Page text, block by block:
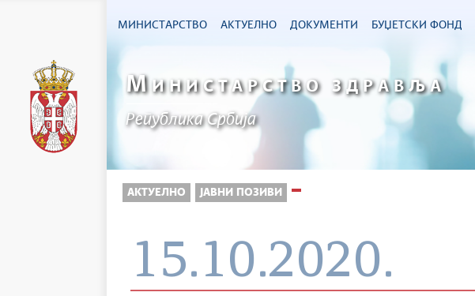
МИНИСТАРСТВО АКТУЕЛНО ДОКУМЕНТИ БУЏЕТСКИ ФОНД
М ИНИСТАРСТВО ЗДРАВЉА
Република Србија
АКТУЕЛНО ЈАВНИ ПОЗИВИ
15.10.2020.